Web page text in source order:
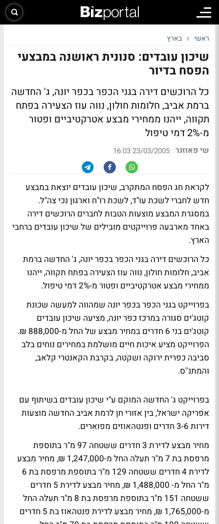
ראשי בארץ
שיכון עובדים: סנונית ראושנה במבצעי
הפסח בדיור
כל הרוכשים דירה בגני הכפר בכפר יונה, ג' החדשה
ברמת אביב, חלומות חולון, נווה עוז הצעירה בפתח
תקווה, ייהנו ממחירי מבצע אטרקטיביים ופטור
מ-2% דמי טיפול
שי פאוזנר |
23/03/2005 16:03
לקראת חג הפסח המתקרב, שיכון עובדים יוצאת במבצע
חדש לחברי לשכת עו"ד, לשכת רו"ח וארגון נכי צה"ל.
במסגרת המבצע מוצעות הטבות לחברים הרוכשים דירה
באחד מארבעה פרוייקטים מובילים של שיכון עובדים ברחבי
הארץ.
כל הרוכשים דירה בגני הכפר בכפר יונה, ג' החדשה ברמת
אביב, חלומות חולון, נווה עוז הצעירה בפתח תקווה, ייהנו
ממחירי מבצע אטרקטיביים ופטור מ-2% דמי טיפול.
בפרוייקט בגני הכפר בכפר יונה שמהווה למעשה שכונת
קוטג'ים סגורה במרכז כפר יונה, מציעה שיכון עובדים
קוטג'ים בני 6 חדרים במחיר מבצע של החל מ-888,000 ₪.
הפרוייקט מציע איכות חיים מושלמת במחירים נוחים בלב
סביבה כפרית ירוקה ושקטה, בקרבת הקאנטרי קלאב,
והמתנ''ס.
בפרוייקט ג' החדשה המוקם ע"י שיכון עובדים בשיתוף עם
אפריקה ישראל, בין אזורי חן לרמת אביב החדשה מוצעות
דירות 3-6 חדרים ופנטהאוזים מפוארים.
מחיר מבצע לדירת 3 חדרים ששטחה 97 מ"ר בתוספת
מרפסת בת 7 מ"ר תעלה החל מ-1,247,000 ₪, מחיר מבצע
לדירת 4 חדרים ששטחה 129 מ"ר בתוספת מרפסת בת 6
מ"ר החל מ- 1,488,000 ₪, מחיר מבצע לדירת 5 חדרים
ששטחה 151 מ"ר בתוספת מרפסת בת 8 מ"ר תעלה החל
מ-1,765,000 ₪, מחיר מבצע לדירת פנטהאוז בת 5 חדרים